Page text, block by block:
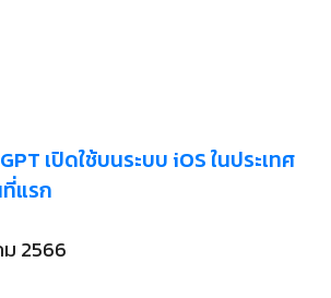
เปิดใช้บนระบบ iOS ในประเทศ
แรก
2566